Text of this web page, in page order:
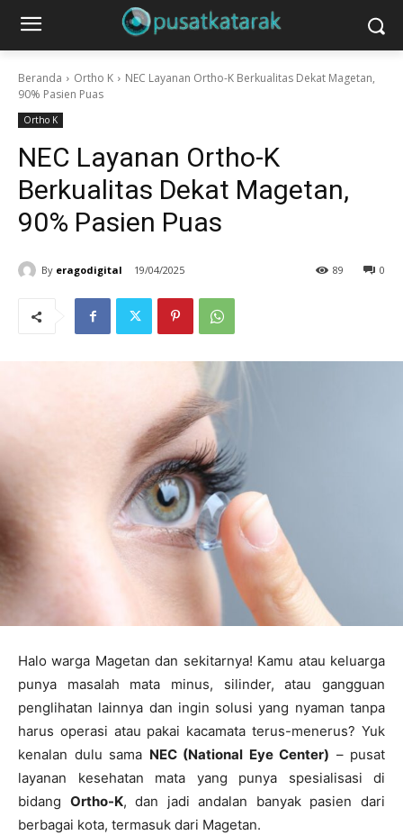
Beranda Ortho K
NEC Layanan Ortho-K Berkualitas Dekat Magetan,
90% Pasien Puas
Ortho K
NEC Layanan Ortho-K
Berkualitas Dekat Magetan,
90% Pasien Puas
By eragodigital 19/04/2025 0
89
Halo warga Magetan dan sekitarnya! Kamu atau keluarga
punya masalah mata minus, silinder, atau gangguan
penglihatan lainnya dan ingin solusi yang nyaman tanpa
harus operasi atau pakai kacamata terus-menerus? Yuk
kenalan dulu sama NEC (National Eye Center) – pusat
layanan kesehatan mata yang punya spesialisasi di
bidang Ortho-K, dan jadi andalan banyak pasien dari
berbagai kota, termasuk dari Magetan.